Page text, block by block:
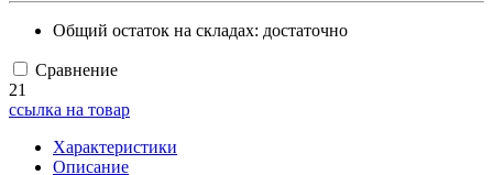
Общий остаток на складах: достаточно
Сравнение
21
ссылка на товар
Характеристики
Описание